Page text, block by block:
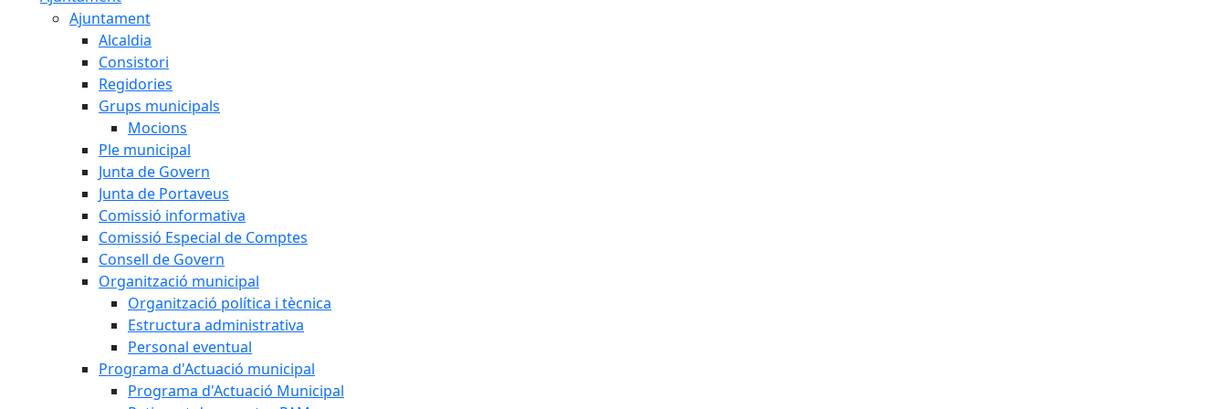
Ajuntament
Alcaldia
Consistori
Regidories
Grups municipals
Mocions
Ple municipal
Junta de Govern
Junta de Portaveus
Comissió informativa
Comissió Especial de Comptes
Consell de Govern
Organització municipal
Organització política i tècnica
Estructura administrativa
Personal eventual
Programa d'Actuació municipal
Programa d'Actuació Municipal